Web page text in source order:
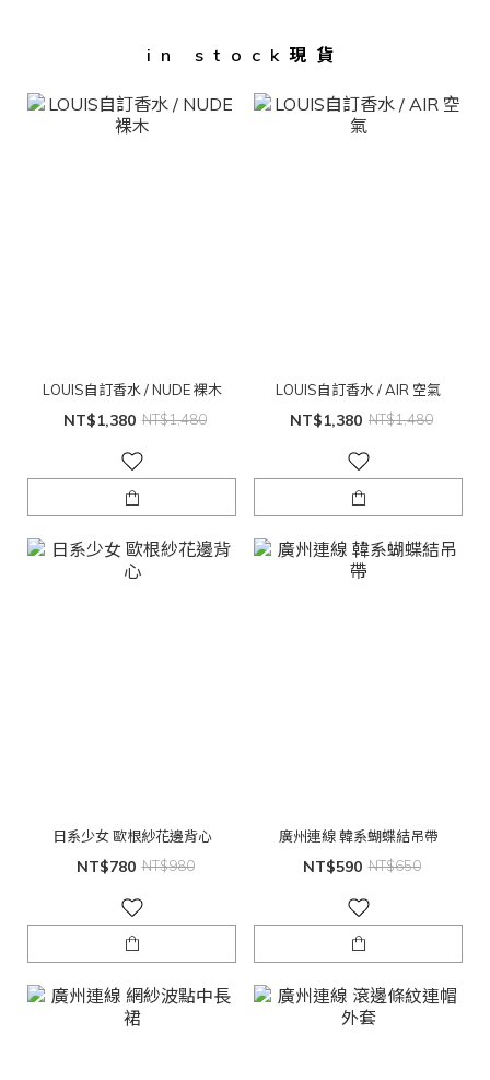
in stock現貨
LOUIS自訂香水 / NUDE 裸木
NT$1,380 NT$1,480
LOUIS自訂香水 / AIR 空氣
NT$1,380 NT$1,480
日系少女 歐根紗花邊背心
NT$780 NT$980
廣州連線 韓系蝴蝶結吊帶
NT$590 NT$650